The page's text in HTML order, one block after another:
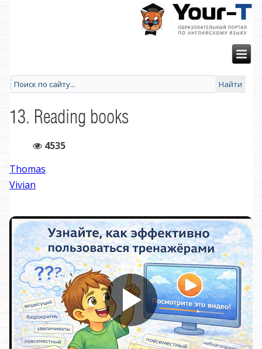
13. Reading books
4535
Thomas
Vivian